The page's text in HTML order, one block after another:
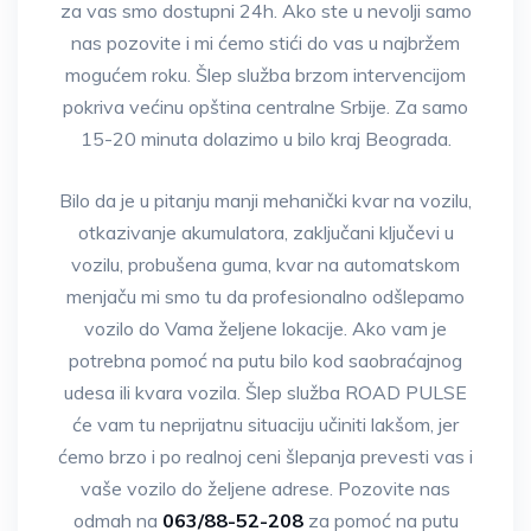
za vas smo dostupni 24h. Ako ste u nevolji samo
nas pozovite i mi ćemo stići do vas u najbržem
mogućem roku. Šlep služba brzom intervencijom
pokriva većinu opština centralne Srbije. Za samo
15-20 minuta dolazimo u bilo kraj Beograda.
Bilo da je u pitanju manji mehanički kvar na vozilu,
otkazivanje akumulatora, zaključani ključevi u
vozilu, probušena guma, kvar na automatskom
menjaču mi smo tu da profesionalno odšlepamo
vozilo do Vama željene lokacije. Ako vam je
potrebna pomoć na putu bilo kod saobraćajnog
udesa ili kvara vozila. Šlep služba ROAD PULSE
će vam tu neprijatnu situaciju učiniti lakšom, jer
ćemo brzo i po realnoj ceni šlepanja prevesti vas i
vaše vozilo do željene adrese. Pozovite nas
odmah na 063/88-52-208za pomoć na putu